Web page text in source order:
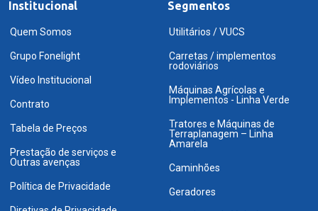
Institucional
Quem Somos
Grupo Fonelight
Vídeo Institucional
Contrato
Tabela de Preços
Prestação de serviços e
Outras avenças
Política de Privacidade
Segmentos
Utilitários / VUCS
Carretas / implementos
rodoviários
Máquinas Agrícolas e
Implementos - Linha Verde
Tratores e Máquinas de
Terraplanagem – Linha
Amarela
Caminhões
Geradores